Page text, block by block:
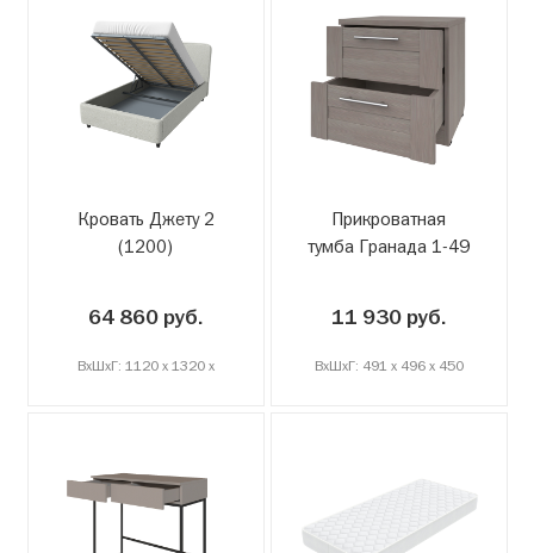
Кровать Джету 2
(1200)
64 860 руб.
ВxШxГ: 1120 x 1320 x
Прикроватная
тумба Гранада 1-49
11 930 руб.
ВxШxГ: 491 x 496 x 450